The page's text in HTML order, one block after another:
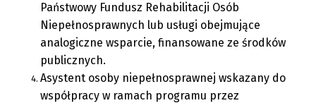
Państwowy Fundusz Rehabilitacji Osób
Niepełnosprawnych lub usługi obejmujące
analogiczne wsparcie, finansowane ze środków
publicznych.
Asystent osoby niepełnosprawnej wskazany do
współpracy w ramach programu przez